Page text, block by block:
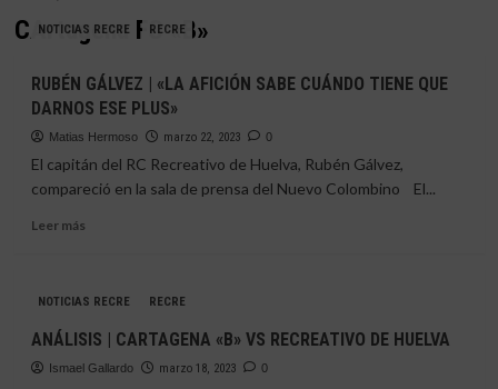
CArtagena FC «B»
NOTICIAS RECRE RECRE
RUBÉN GÁLVEZ | «LA AFICIÓN SABE CUÁNDO TIENE QUE
DARNOS ESE PLUS»
Matias Hermoso marzo 22, 2023 0
El capitán del RC Recreativo de Huelva, Rubén Gálvez,
compareció en la sala de prensa del Nuevo Colombino El...
Leer másLeer
GÁLVEZ
«LA
AFICIÓN
NOTICIAS RECRE RECRE
ANÁLISIS | CARTAGENA «B» VS RECREATIVO DE HUELVA
Ismael Gallardo marzo 18, 2023 0